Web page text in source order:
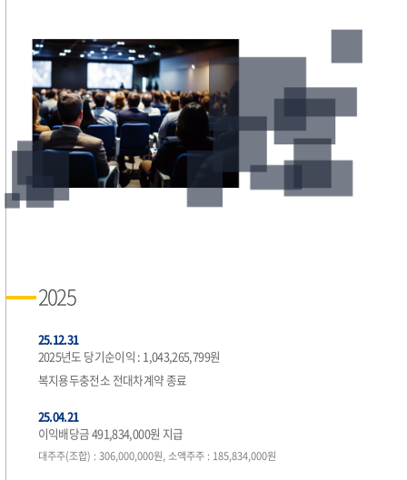
2025
25.12.31
2025년도 당기순이익 : 1,043,265,799원
복지용두충전소 전대차계약 종료
25.04.21
이익배당금 491,834,000원 지급
대주주(조합) : 306,000,000원, 소액주주 : 185,834,000원